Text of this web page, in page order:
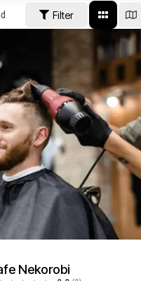
Filter
Nekorobi